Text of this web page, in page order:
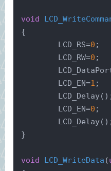
void
{
	LCD_RS=
0 ;
	LCD_RW=
0 ;
	LCD_EN=
1 ;
	LCD_EN=
0 ;
}
void LCD_WriteData (